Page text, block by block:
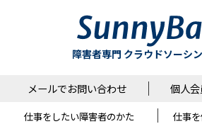
障害者専門 クラウドソーシ
メールでお問い合わせ 個人会
仕事をしたい障害者のかた
仕事